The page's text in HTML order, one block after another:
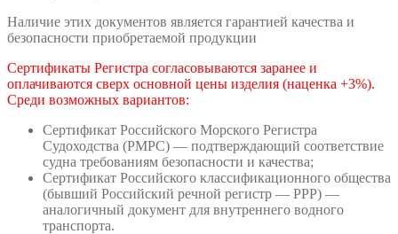
Наличие этих документов является гарантией качества и
безопасности приобретаемой продукции
Сертификаты Регистра согласовываются заранее и
оплачиваются сверх основной цены изделия (наценка +3%).
Среди возможных вариантов:
Сертификат Российского Морского Регистра
Судоходства (РМРС) — подтверждающий соответствие
судна требованиям безопасности и качества;
Сертификат Российского классификационного общества
(бывший Российский речной регистр — РРР) —
аналогичный документ для внутреннего водного
транспорта.